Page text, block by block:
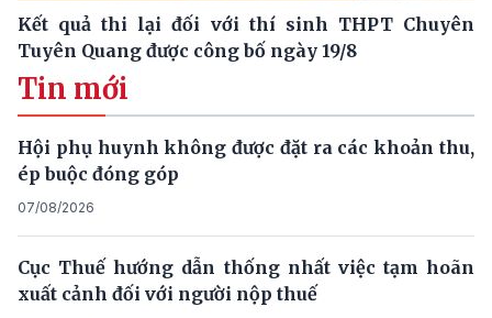
Kết quả thi lại đối với thí sinh THPT Chuyên
Tuyên Quang được công bố ngày 19/8
Tin mới
Hội phụ huynh không được đặt ra các khoản thu,
ép buộc đóng góp
07/08/2026
Cục Thuế hướng dẫn thống nhất việc tạm hoãn
xuất cảnh đối với người nộp thuế